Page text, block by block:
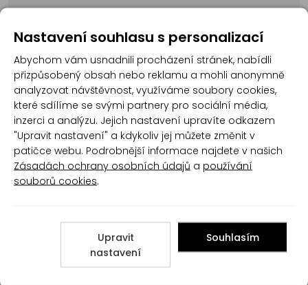
první, kdo produkt ohodnotí!
Přidat hodnocení
Poradna
Nastavení souhlasu s personalizací
Abychom vám usnadnili procházení stránek, nabídli
přizpůsobený obsah nebo reklamu a mohli anonymně
analyzovat návštěvnost, využíváme soubory cookies,
které sdílíme se svými partnery pro sociální média,
inzerci a analýzu. Jejich nastavení upravíte odkazem
"Upravit nastavení" a kdykoliv jej můžete změnit v
patičce webu. Podrobnější informace najdete v našich
Zásadách ochrany osobních údajů a používání
souborů cookies.
Upravit
nastavení
Souhlasím